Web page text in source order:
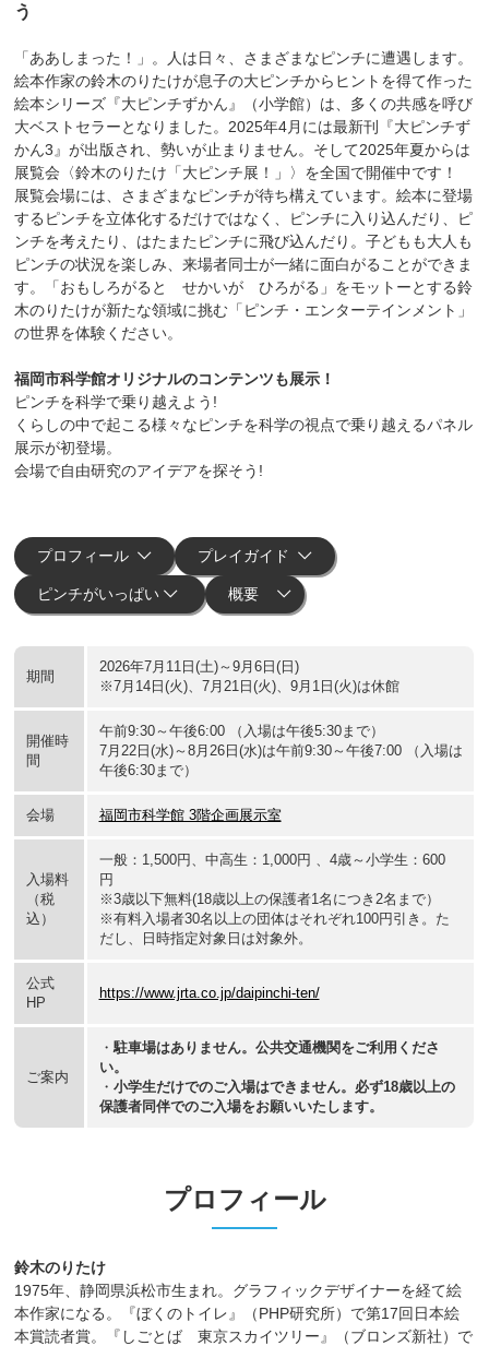
う
「ああしまった！」。人は日々、さまざまなピンチに遭遇します。
絵本作家の鈴木のりたけが息子の大ピンチからヒントを得て作った
絵本シリーズ『大ピンチずかん』（小学館）は、多くの共感を呼び
大ベストセラーとなりました。2025年4月には最新刊『大ピンチず
かん3』が出版され、勢いが止まりません。そして2025年夏からは
展覧会〈鈴木のりたけ「大ピンチ展！」〉を全国で開催中です！
展覧会場には、さまざまなピンチが待ち構えています。絵本に登場
するピンチを立体化するだけではなく、ピンチに入り込んだり、ピ
ンチを考えたり、はたまたピンチに飛び込んだり。子どもも大人も
ピンチの状況を楽しみ、来場者同士が一緒に面白がることができま
す。「おもしろがると せかいが ひろがる」をモットーとする鈴
木のりたけが新たな領域に挑む「ピンチ・エンターテインメント」
の世界を体験ください。
福岡市科学館オリジナルのコンテンツも展示！
ピンチを科学で乗り越えよう!
くらしの中で起こる様々なピンチを科学の視点で乗り越えるパネル
展示が初登場。
会場で自由研究のアイデアを探そう!
プロフィール プレイガイド
ピンチがいっぱい 概要
期間
2026年7月11日(土)～9月6日(日)
※7月14日(火)、7月21日(火)、9月1日(火)は休館
開催時
間
午前9:30～午後6:00 （入場は午後5:30まで）
7月22日(水)～8月26日(水)は午前9:30～午後7:00 （入場は
午後6:30まで）
会場 福岡市科学館 3階企画展示室
入場料
（税
込）
一般：1,500円、中高生：1,000円 、4歳～小学生：600
円
※3歳以下無料(18歳以上の保護者1名につき2名まで）
※有料入場者30名以上の団体はそれぞれ100円引き。た
だし、日時指定対象日は対象外。
公式
HP
https://www.jrta.co.jp/daipinchi-ten/
ご案内
・ 駐車場はありません。公共交通機関をご利用くださ
い。
・ 小学生だけでのご入場はできません。必ず18歳以上の
保護者同伴でのご入場をお願いいたします。
プロフィール
鈴木のりたけ
1975年、静岡県浜松市生まれ。グラフィックデザイナーを経て絵
本作家になる。『ぼくのトイレ』（PHP研究所）で第17回日本絵
本賞読者賞。『しごとば 東京スカイツリー』（ブロンズ新社）で